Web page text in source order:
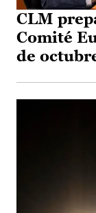
CLM
Comité
de